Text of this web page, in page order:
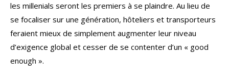
les millenials seront les premiers à se plaindre. Au lieu de
se focaliser sur une génération, hôteliers et transporteurs
feraient mieux de simplement augmenter leur niveau
d’exigence global et cesser de se contenter d’un « good
enough ».